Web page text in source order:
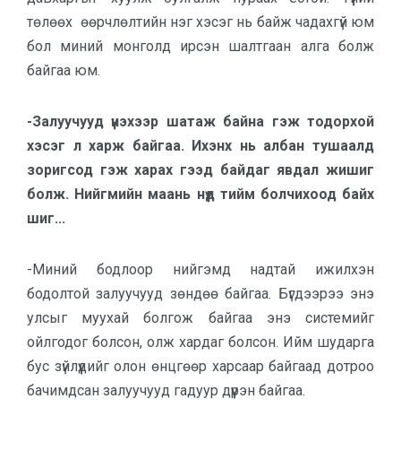
төлөөх өөрчлөлтийн нэг хэсэг нь байж чадахгүй юм
бол миний монголд ирсэн шалтгаан алга болж
байгаа юм.
-Залуучууд үнэхээр шатаж байна гэж тодорхой
хэсэг л харж байгаа. Ихэнх нь албан тушаалд
зоригсод гэж харах гээд байдаг явдал жишиг
болж. Нийгмийн маань нүд тийм болчихоод байх
шиг...
-Миний бодлоор нийгэмд надтай ижилхэн
бодолтой залуучууд зөндөө байгаа. Бүгдээрээ энэ
улсыг муухай болгож байгаа энэ системийг
ойлгодог болсон, олж хардаг болсон. Ийм шударга
бус зүйлүүдийг олон өнцгөөр харсаар байгаад дотроо
бачимдсан залуучууд гадуур дүүрэн байгаа.